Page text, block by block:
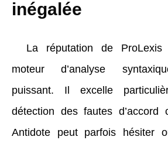
inégalée
La réputation de
moteur d’analyse
puissant. Il excelle
détection des fautes d’accord
Antidote peut parfois hésiter